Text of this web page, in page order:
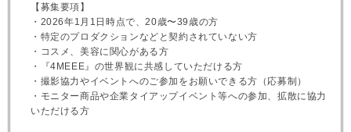
【募集要項】
・2026年1月1日時点で、20歳〜39歳の方
・特定のプロダクションなどと契約されていない方
・コスメ、美容に関心がある方
・『4MEEE』の世界観に共感していただける方
・撮影協力やイベントへのご参加をお願いできる方（応募制）
・モニター商品や企業タイアップイベント等への参加、拡散に協力
いただける方